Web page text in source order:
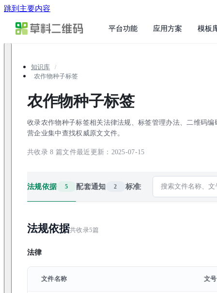
跳到主要内容
平台功能 应用方案 模板
知识库
农作物种子标签
农作物种子标签
收录农作物种子标签相关法律法规、标签管理办法、二维码
营企业集中查找权威原文文件。
共收录8 篇文件最近更新： 2025-07-15
法规依据 5 配套通知 2 标准规范 1
法规依据共收录5篇
法律
文件名称 文号